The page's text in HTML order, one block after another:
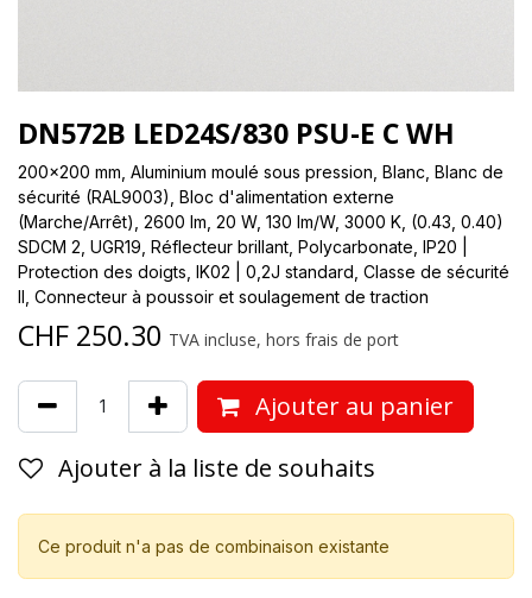
DN572B LED24S/830 PSU-E C WH
200x200 mm, Aluminium moulé sous pression, Blanc, Blanc de
sécurité (RAL9003), Bloc d'alimentation externe
(Marche/Arrêt), 2600 lm, 20 W, 130 lm/W, 3000 K, (0.43, 0.40)
SDCM 2, UGR19, Réflecteur brillant, Polycarbonate, IP20 |
Protection des doigts, IK02 | 0,2J standard, Classe de sécurité
II, Connecteur à poussoir et soulagement de traction
CHF 250.30 TVA incluse, hors frais de port
Ajouter au panier
Ajouter à la liste de souhaits
Ce produit n'a pas de combinaison existante